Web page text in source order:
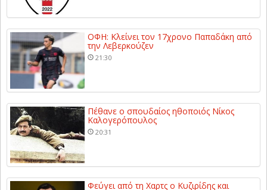
ΟΦΗ: Κλείνει τον 17χρονο Παπαδάκη από
την Λεβερκούζεν
21:30
Πέθανε ο σπουδαίος ηθοποιός Νίκος
Καλογερόπουλος
20:31
Φεύγει από τη Χαρτς ο Κυζιρίδης και